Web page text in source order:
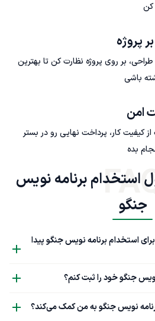
کن
بر روی پروژه نظارت کن تا بهترین
باشی
کیفیت کار، پرداخت نهایی رو در بستر
بده
استخدام برنامه نویس
جنگو
استخدام برنامه نویس جنگو پیدا
جنگو خود را ثبت کنم؟
نویس جنگو به من کمک می‌کند؟